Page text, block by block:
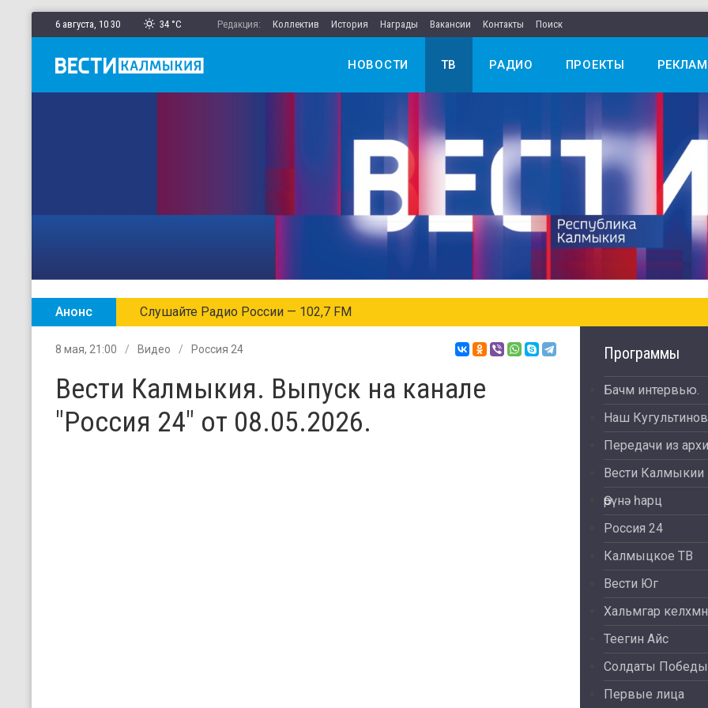
6 августа, 10 30 34 °C Редакция: Коллектив История Награды Вакансии Контакты Поиск
НОВОСТИ ТВ РАДИО ПРОЕКТЫ
Анонс Слушайте Радио России — 102,7 FM
8 мая, 21:00 Видео Россия 24
Вести Калмыкия. Выпуск на канале
"Россия 24" от 08.05.2026.
Программы
Бачм интервью.
Наш Кугультинов
Передачи из
Вести Калмыкии
Өрүнә һарц
Россия 24
Калмыцкое ТВ
Вести Юг
Хальмгар келхмн
Теегин Айс
Солдаты Победы
Первые лица